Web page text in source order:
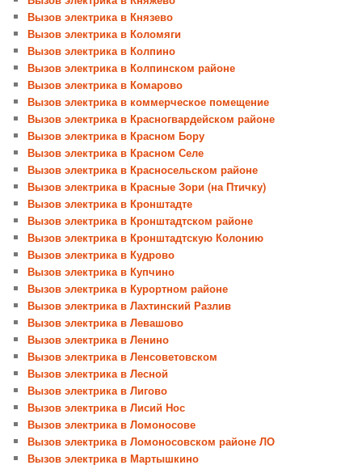
Вызов электрика в Князево
Вызов электрика в Коломяги
Вызов электрика в Колпино
Вызов электрика в Колпинском районе
Вызов электрика в Комарово
Вызов электрика в коммерческое помещение
Вызов электрика в Красногвардейском районе
Вызов электрика в Красном Бору
Вызов электрика в Красном Селе
Вызов электрика в Красносельском районе
Вызов электрика в Красные Зори (на Птичку)
Вызов электрика в Кронштадте
Вызов электрика в Кронштадтском районе
Вызов электрика в Кронштадтскую Колонию
Вызов электрика в Кудрово
Вызов электрика в Купчино
Вызов электрика в Курортном районе
Вызов электрика в Лахтинский Разлив
Вызов электрика в Левашово
Вызов электрика в Ленино
Вызов электрика в Ленсоветовском
Вызов электрика в Лесной
Вызов электрика в Лигово
Вызов электрика в Лисий Нос
Вызов электрика в Ломоносове
Вызов электрика в Ломоносовском районе ЛО
Вызов электрика в Мартышкино